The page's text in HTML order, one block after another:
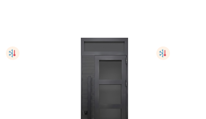
большим стеклом, ме...
STK725
95,000руб.